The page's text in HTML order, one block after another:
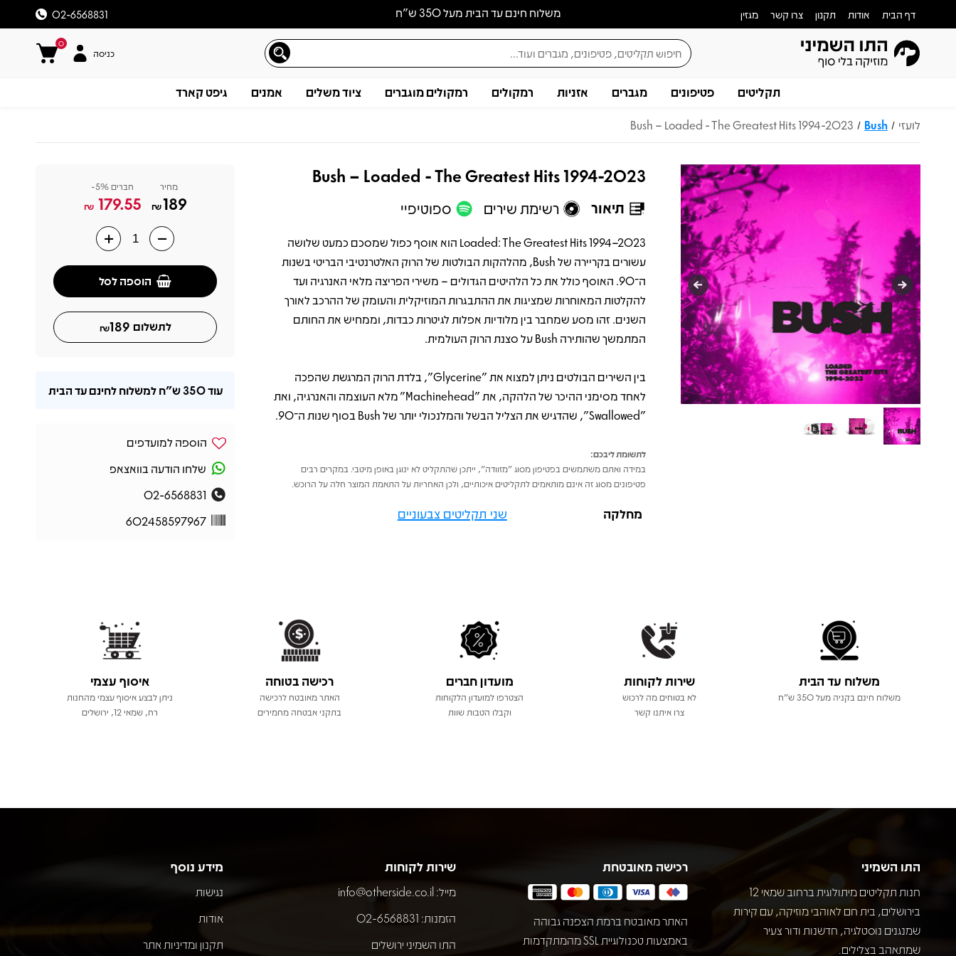
משלוח חינם עד הבית מעל 350 ש״ח דף הבית אודות תקנון צרו קשר מגזין 02-6568831
0
כניסה
תקליטים פטיפונים מגברים אזניות רמקולים רמקולים מוגברים ציוד משלים אמנים גיפט קארד
לועזי /
Bush
/
Bush – Loaded - The Greatest Hits 1994-2023
Bush – Loaded - The Greatest Hits 1994-2023
תיאור רשימת שירים ספוטיפיי
תיאור
Loaded: The Greatest Hits 1994–2023 הוא אוסף כפול שמסכם כמעט שלושה
עשורים בקריירה של Bush, מהלהקות הבולטות של הרוק האלטרנטיבי הבריטי בשנות
ה־90. האוסף כולל את כל הלהיטים הגדולים – משירי הפריצה מלאי האנרגיה ועד
להקלטות המאוחרות שמציגות את ההתבגרות המוזיקלית והעומק של ההרכב לאורך
השנים. זהו מסע שמחבר בין מלודיות אפלות לגיטרות כבדות, וממחיש את החותם
המתמשך שהותירה Bush על סצנת הרוק העולמית.
בין השירים הבולטים ניתן למצוא את "Glycerine", בלדת הרוק המרגשת שהפכה
לאחד מסימני ההיכר של הלהקה, את "Machinehead" מלא העוצמה והאנרגיה, ואת
"Swallowed", שהדגיש את הצליל הבשל והמלנכולי יותר של Bush בסוף שנות ה־90.
לתשומת ליבכם:
במידה ואתם משתמשים בפטיפון מסוג "מזוודה", ייתכן שהתקליט לא ינוגן באופן מיטבי. במקרים רבים
פטיפונים מסוג זה אינם מותאמים לתקליטים איכותיים, ולכן האחריות על התאמת המוצר חלה על הרוכש.
מחלקה שני תקליטים צבעוניים
מחיר
189
₪
חברים 5%-
179.55
₪
הוספה לסל
לתשלום 189
₪
עוד350 ש"ח למשלוח לחינם עד הבית
הוספה למועדפים
שלחו הודעה בוואצאפ
02-6568831
602458597967
משלוח עד הבית
משלוח חינם בקניה מעל 350 ש"ח
שירות לקוחות
לא בטוחים מה לרכוש
צרו איתנו קשר
מועדון חברים
הצטרפו למועדון הלקוחות
וקבלו הטבות שוות
רכישה בטוחה
האתר מאובטח לרכישה
בתקני אבטחה מחמירים
איסוף עצמי
ניתן לבצע איסוף עצמי מהחנות
רח, שמאי 12, ירושלים
התו השמיני
חנות תקליטים מיתולוגית ברחוב שמאי 12
בירושלים, בית חם לאוהבי מוזיקה, עם קירות
שמנגנים נוסטלגיה, חדשנות ודור צעיר
שמתאהב בצלילים.
רכישה מאובטחת
האתר מאובטח ברמת הצפנה גבוהה
באמצעות טכנולוגיית SSL מהמתקדמות
שירות לקוחות
מייל: info@otherside.co.il
הזמנות: 02-6568831
התו השמיני ירושלים
מידע נוסף
נגישות
אודות
תקנון ומדיניות אתר